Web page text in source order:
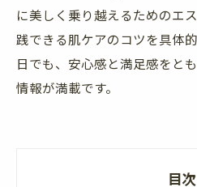
に美しく乗り越えるためのエ
践できる肌ケアのコツを具体
日でも、安心感と満足感をと
情報が満載です。
目次